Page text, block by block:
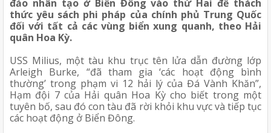
đảo nhân tạo ở Biển Đông vào thứ Hai để thách
thức yêu sách phi pháp của chính phủ Trung Quốc
đối với tất cả các vùng biển xung quanh, theo Hải
quân Hoa Kỳ.
USS Milius, một tàu khu trục tên lửa dẫn đường lớp
Arleigh Burke, “đã tham gia ‘các hoạt động bình
thường’ trong phạm vi 12 hải lý của Đá Vành Khăn”,
Hạm đội 7 của Hải quân Hoa Kỳ cho biết trong một
tuyên bố, sau đó con tàu đã rời khỏi khu vực và tiếp tục
các hoạt động ở Biển Đông.